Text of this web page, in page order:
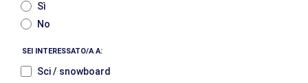
Sì
No
SEI INTERESSATO/A A:
Sci / snowboard